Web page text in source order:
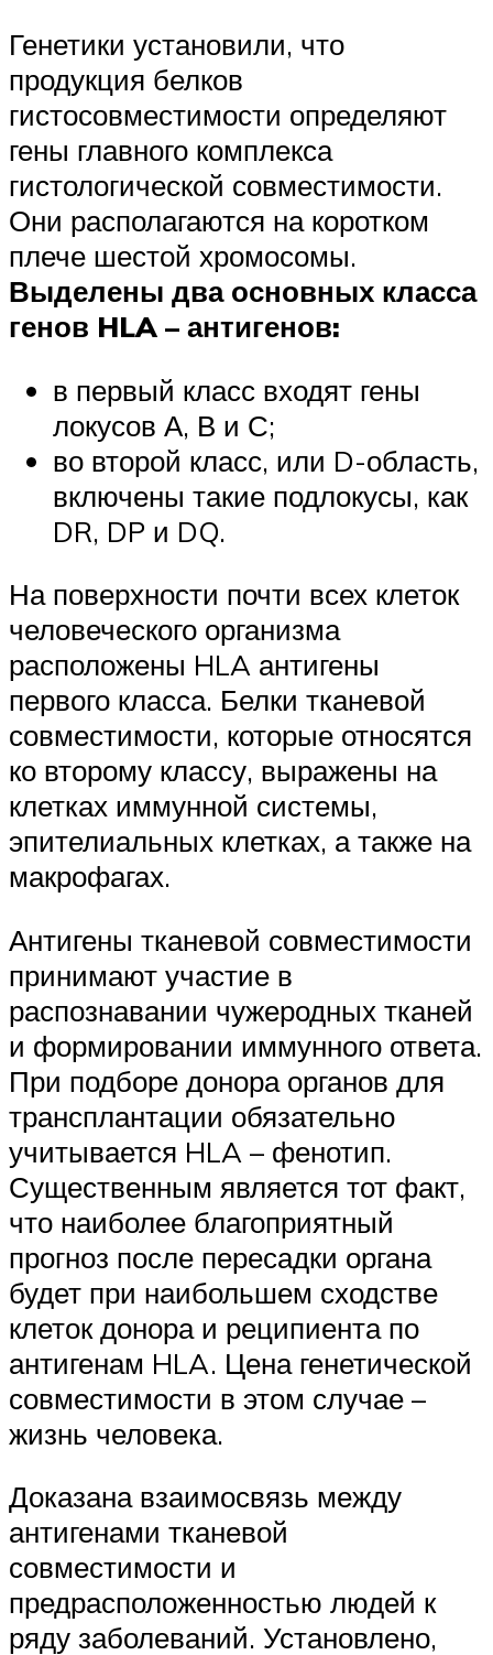
Генетики установили, что
продукция белков
гистосовместимости определяют
гены главного комплекса
гистологической совместимости.
Они располагаются на коротком
плече шестой хромосомы.
Выделены два основных класса
генов HLA – антигенов:
в первый класс входят гены
локусов А, В и С;
во второй класс, или D-область,
включены такие подлокусы, как
DR, DP и DQ.
На поверхности почти всех клеток
человеческого организма
расположены HLA антигены
первого класса. Белки тканевой
совместимости, которые относятся
ко второму классу, выражены на
клетках иммунной системы,
эпителиальных клетках, а также на
макрофагах.
Антигены тканевой совместимости
принимают участие в
распознавании чужеродных тканей
и формировании иммунного ответа.
При подборе донора органов для
трансплантации обязательно
учитывается HLA – фенотип.
Существенным является тот факт,
что наиболее благоприятный
прогноз после пересадки органа
будет при наибольшем сходстве
клеток донора и реципиента по
антигенам HLA. Цена генетической
совместимости в этом случае –
жизнь человека.
Доказана взаимосвязь между
антигенами тканевой
совместимости и
предрасположенностью людей к
ряду заболеваний. Установлено,